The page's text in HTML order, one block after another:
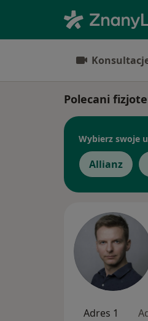
Polecani
Wybierz swoje
Allianz
Adres 1